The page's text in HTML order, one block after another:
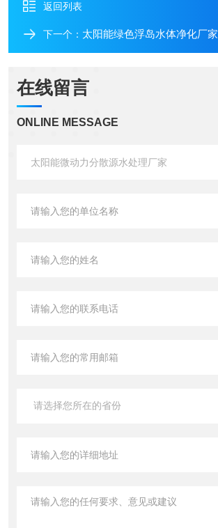
返回列表
下一个： 太阳能绿色浮岛水体净化厂家
在线留言
ONLINE MESSAGE